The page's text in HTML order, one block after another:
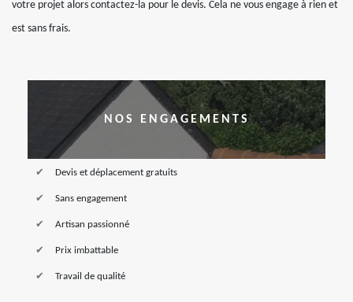
votre projet alors contactez-la pour le devis. Cela ne vous engage à rien et
est sans frais.
NOS ENGAGEMENTS
Devis et déplacement gratuits
Sans engagement
Artisan passionné
Prix imbattable
Travail de qualité